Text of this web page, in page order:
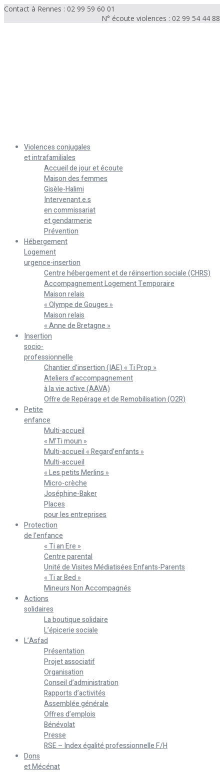
Contact à Rennes : 02 99 59 60 01
N° écoute violences : 02 99 54 44 88
Violences conjugales
et intrafamiliales
Accueil de jour et écoute
Maison des femmes
Gisèle-Halimi
Intervenant.e.s
en commissariat
et gendarmerie
Prévention
Hébergement
Logement
urgence-insertion
Centre hébergement et de réinsertion sociale (CHRS)
Accompagnement Logement Temporaire
Maison relais
« Olympe de Gouges »
Maison relais
« Anne de Bretagne »
Insertion
socio-
professionnelle
Chantier d’insertion (IAE) « Ti Prop »
Ateliers d’accompagnement
à la vie active (AAVA)
Offre de Repérage et de Remobilisation (O2R)
Petite
enfance
Multi-accueil
« M’Ti moun »
Multi-accueil « Regard’enfants »
Multi-accueil
« Les petits Merlins »
Micro-crèche
Joséphine-Baker
Places
pour les entreprises
Protection
de l’enfance
« Ti an Ere »
Centre parental
Unité de Visites Médiatisées Enfants-Parents
« Ti ar Bed »
Mineurs Non Accompagnés
Actions
solidaires
La boutique solidaire
L’épicerie sociale
L’Asfad
Présentation
Projet associatif
Organisation
Conseil d’administration
Rapports d’activités
Assemblée générale
Offres d’emplois
Bénévolat
Presse
RSE – Index égalité professionnelle F/H
Dons
et Mécénat